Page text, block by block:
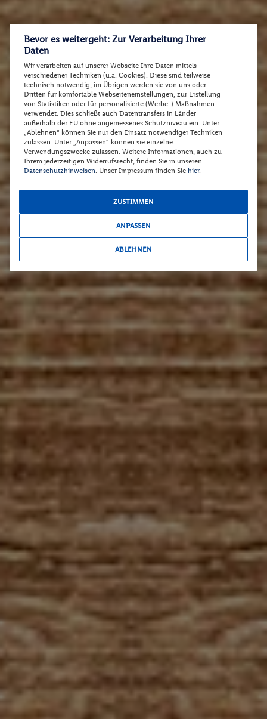
Bevor es weitergeht: Zur Verarbeitung Ihrer
Daten
Wir verarbeiten auf unserer Webseite Ihre Daten mittels
verschiedener Techniken (u.a. Cookies). Diese sind teilweise
technisch notwendig, im Übrigen werden sie von uns oder
Dritten für komfortable Webseiteneinstellungen, zur Erstellung
von Statistiken oder für personalisierte (Werbe-) Maßnahmen
verwendet. Dies schließt auch Datentransfers in Länder
außerhalb der EU ohne angemessenes Schutzniveau ein. Unter
„Ablehnen“ können Sie nur den Einsatz notwendiger Techniken
zulassen. Unter „Anpassen“ können sie einzelne
Verwendungszwecke zulassen. Weitere Informationen, auch zu
Ihrem jederzeitigen Widerrufsrecht, finden Sie in unseren
Datenschutzhinweisen . Unser Impressum finden Sie hier.
ZUSTIMMEN
ANPASSEN
ABLEHNEN